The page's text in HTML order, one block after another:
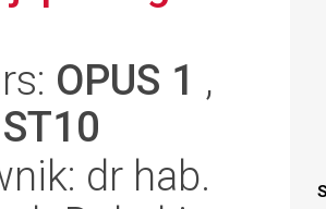
OPUS 1 ,
ST10
dr hab.